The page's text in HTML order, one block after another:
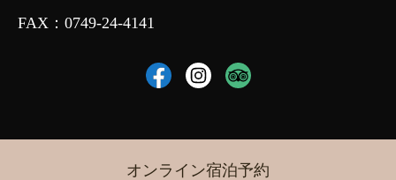
FAX：0749-24-4141
オンライン宿泊予約